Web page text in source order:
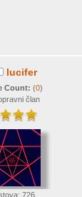
lucifer
Count:(0)
član
726